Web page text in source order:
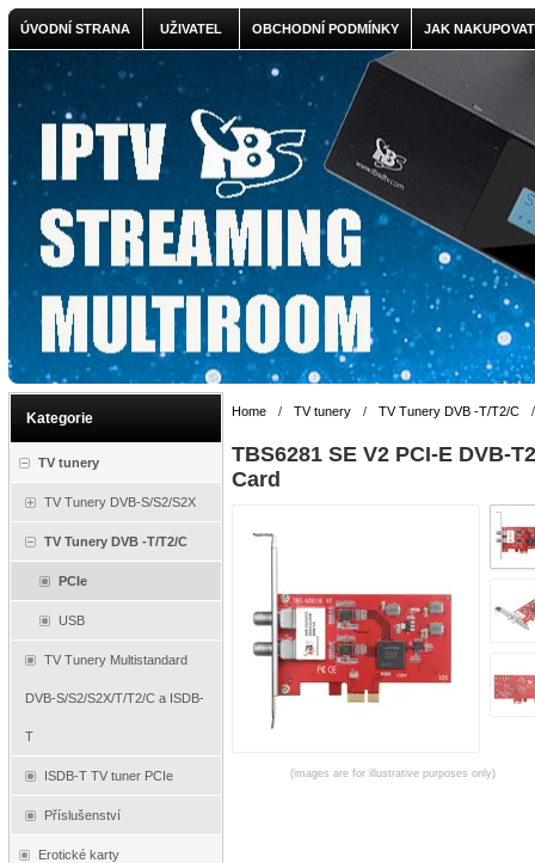
ÚVODNÍ STRANA UŽIVATEL OBCHODNÍ PODMÍNKY JAK NAKUPOVAT
Kategorie
TV tunery
TV Tunery DVB-S/S2/S2X
TV Tunery DVB -T/T2/C
PCIe
USB
TV Tunery Multistandard
DVB-S/S2/S2X/T/T2/C a ISDB-
T
ISDB-T TV tuner PCIe
Příslušenství
Erotické karty
Home / TV tunery / TV Tunery DVB -T/T2/C /
TBS6281 SE V2 PCI-E DVB-
Card
(images are for illustrative purposes only)